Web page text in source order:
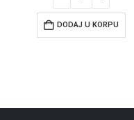
DODAJ U KORPU